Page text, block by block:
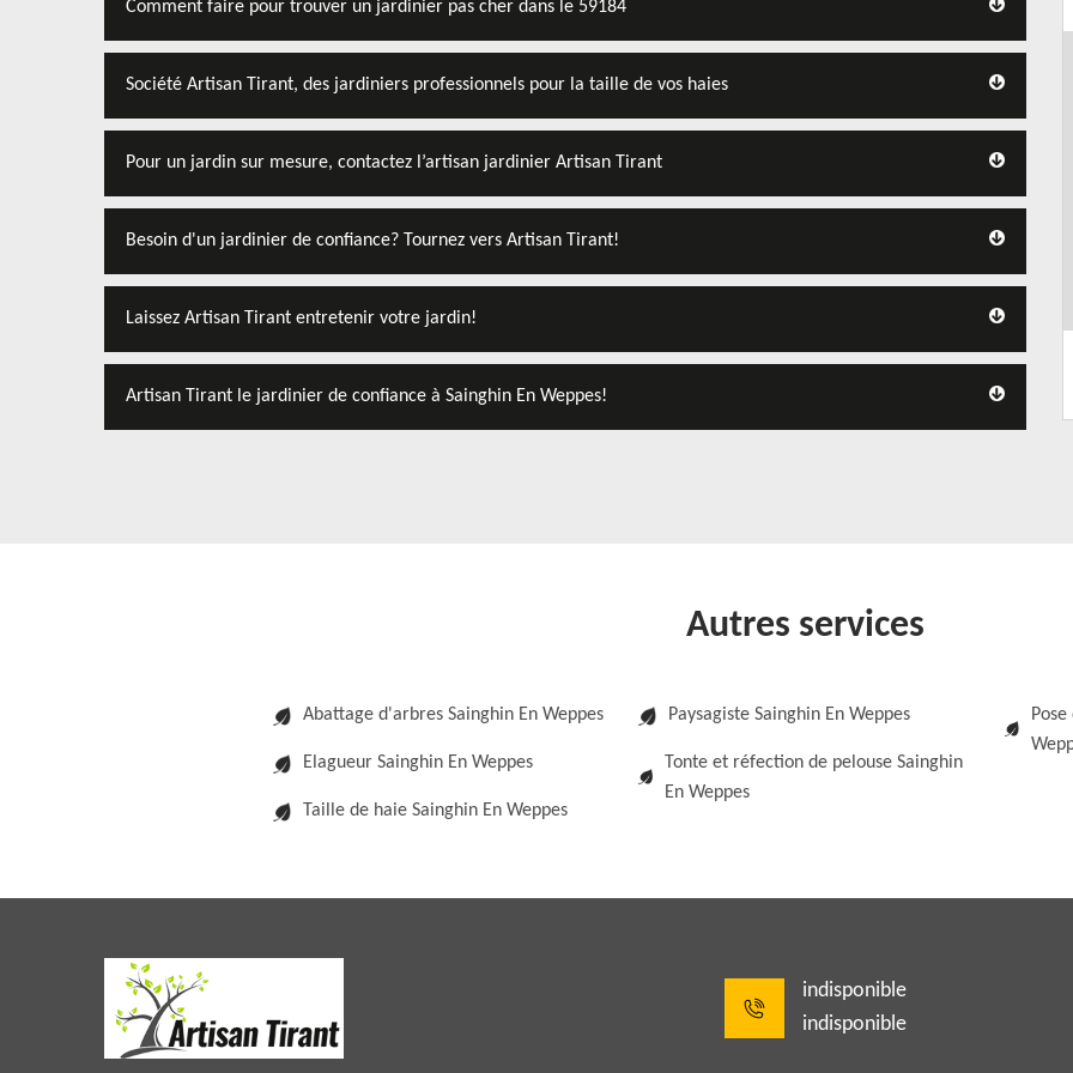
Comment faire pour trouver un jardinier pas cher dans le 59184
Société Artisan Tirant, des jardiniers professionnels pour la taille de vos haies
Pour un jardin sur mesure, contactez l’artisan jardinier Artisan Tirant
Besoin d'un jardinier de confiance? Tournez vers Artisan Tirant!
Laissez Artisan Tirant entretenir votre jardin!
Artisan Tirant le jardinier de confiance à Sainghin En Weppes!
Autres services
Abattage d'arbres Sainghin En Weppes
Elagueur Sainghin En Weppes
Taille de haie Sainghin En Weppes
Paysagiste Sainghin En Weppes
Tonte et réfection de pelouse Sainghin
En Weppes
indisponible
indisponible